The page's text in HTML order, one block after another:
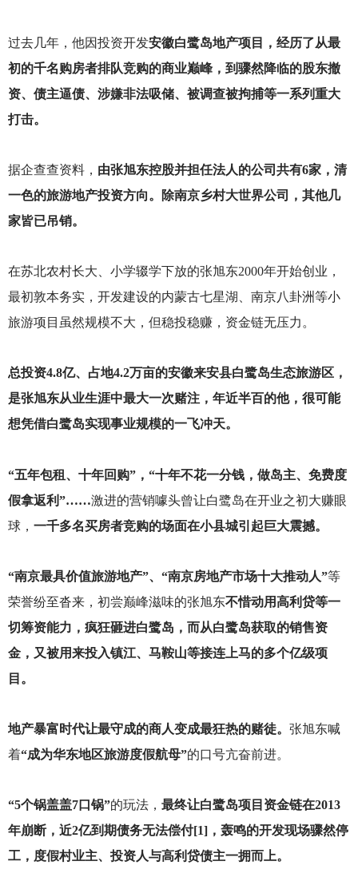
过去几年，他因投资开发安徽白鹭岛地产项目，经历了从最
初的千名购房者排队竞购的商业巅峰，到骤然降临的股东撤
资、债主逼债、涉嫌非法吸储、被调查被拘捕等一系列重大
打击。
据企查查资料， 由张旭东控股并担任法人的公司共有6家，清
一色的旅游地产投资方向。除南京乡村大世界公司，其他几
家皆已吊销。
在苏北农村长大、小学辍学下放的张旭东2000年开始创业，
最初敦本务实，开发建设的内蒙古七星湖、南京八卦洲等小
旅游项目虽然规模不大，但稳投稳赚，资金链无压力。
总投资4.8亿、占地4.2万亩的安徽来安县白鹭岛生态旅游区，
是张旭东从业生涯中最大一次赌注，年近半百的他，很可能
想凭借白鹭岛实现事业规模的一飞冲天。
“五年包租、十年回购”，“十年不花一分钱，做岛主、免费度
假拿返利”……激进的营销噱头曾让白鹭岛在开业之初大赚眼
球， 一千多名买房者竞购的场面在小县城引起巨大震撼。
“南京最具价值旅游地产”、“南京房地产市场十大推动人”等
荣誉纷至沓来，初尝巅峰滋味的张旭东不惜动用高利贷等一
切筹资能力，疯狂砸进白鹭岛，而从白鹭岛获取的销售资
金，又被用来投入镇江、马鞍山等接连上马的多个亿级项
目。
地产暴富时代让最守成的商人变成最狂热的赌徒。 张旭东喊
着“成为华东地区旅游度假航母”的口号亢奋前进。
“5个锅盖盖7口锅”的玩法， 最终让白鹭岛项目资金链在2013
年崩断，近2亿到期债务无法偿付[1]，轰鸣的开发现场骤然停
工，度假村业主、投资人与高利贷债主一拥而上。